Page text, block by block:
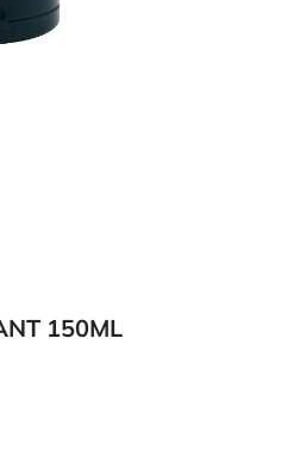
150ML